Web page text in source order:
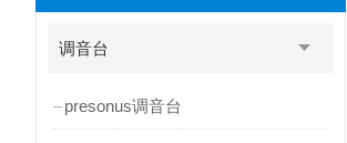
调音台
presonus调音台